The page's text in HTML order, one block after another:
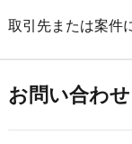
取引先または案件
お問い合わ